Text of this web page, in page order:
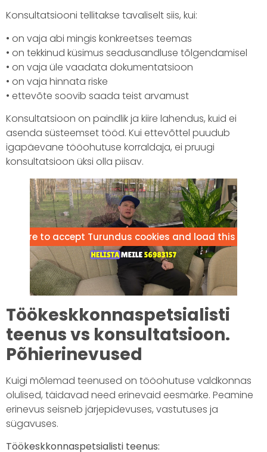
Konsultatsiooni tellitakse tavaliselt siis, kui:
• on vaja abi mingis konkreetses teemas
• on tekkinud küsimus seadusandluse tõlgendamisel
• on vaja üle vaadata dokumentatsioon
• on vaja hinnata riske
• ettevõte soovib saada teist arvamust
Konsultatsioon on paindlik ja kiire lahendus, kuid ei
asenda süsteemset tööd. Kui ettevõttel puudub
igapäevane tööohutuse korraldaja, ei pruugi
konsultatsioon üksi olla piisav.
here to accept Turundus cookies and load this
Töökeskkonnaspetsialisti
teenus vs konsultatsioon.
Põhierinevused
Kuigi mõlemad teenused on tööohutuse valdkonnas
olulised, täidavad need erinevaid eesmärke. Peamine
erinevus seisneb järjepidevuses, vastutuses ja
sügavuses.
Töökeskkonnaspetsialisti teenus: